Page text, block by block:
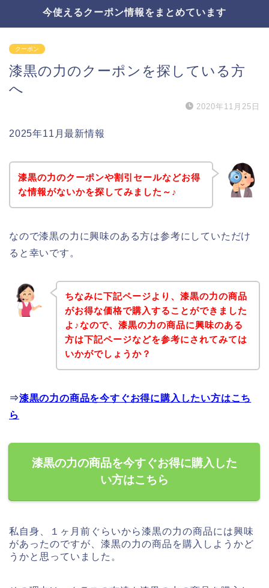
今使えるクーポン情報をまとめています
クーポン
漆黒の力のクーポンを探している方
へ
2020年11月25日
2025年11月最新情報
漆黒の力のクーポンや割引セールなどお得
な情報がないかを探してみました～♪
なので漆黒の力に興味のある方は参考にしていただけ
ると幸いです。
ちなみに下記ページより、漆黒の力の商品
がお得な価格で購入することができました
よ♪なので、漆黒の力の商品に興味のある
方は下記ページなどを参考にされてみては
いかがでしょうか？
⇒漆黒の力の商品を今すぐお得に購入したい方はこち
ら
漆黒の力の商品を今すぐお得に購入した
い方はこちら
私自身、１ヶ月前ぐらいから漆黒の力の商品には興味
があったのですが、漆黒の力の商品を購入しようかど
うかと思っていました。